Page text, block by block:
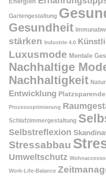
Gartengestaltung
Gesundheit
stärken Industrie 4.0
Luxusmode Mentale
Nachhaltige
Nachhaltigkeit
Entwicklung Platzsparende
Prozessoptimierung
Schlafzimmergestaltung
Selbstreflexion
Stressabbau
Umweltschutz
Work-Life-Balance